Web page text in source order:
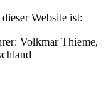
Website ist:
Volkmar Thieme,